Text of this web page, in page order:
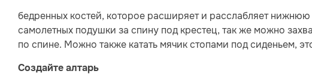
бедренных костей, которое расширяет и расслабляет
самолетных подушки за спину под крестец, так же можно
по спине. Можно также катать мячик стопами под сиденьем,
Создайте алтарь